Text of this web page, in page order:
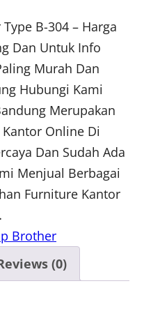
B-304 – Harga
Dan Untuk Info
Murah Dan
Hubungi Kami
Merupakan
Online Di
Dan Sudah Ada
Menjual Berbagai
Furniture Kantor
Brother
(0)